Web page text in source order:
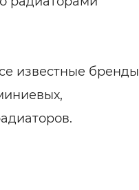
известные бренды